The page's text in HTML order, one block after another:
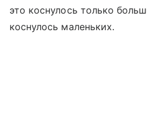
это коснулось только
коснулось маленьких.